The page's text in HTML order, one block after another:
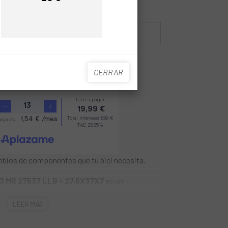
Precio
CERRAR
de componentes que tu bici necesita.
de acero convencionales al tener menos
LEER MÁS